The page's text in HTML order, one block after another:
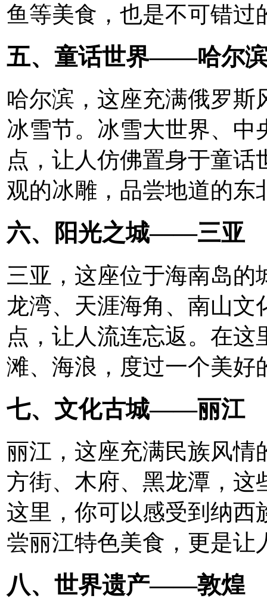
鱼等美食，也是不可错过
五、童话世界——哈尔
哈尔滨，这座充满俄罗斯
冰雪节。冰雪大世界、中
点，让人仿佛置身于童
观的冰雕，品尝地道的东
六、阳光之城——三亚
三亚，这座位于海南岛的
龙湾、天涯海角、南山文
点，让人流连忘返。在
滩、海浪，度过一个美好
七、文化古城——丽江
丽江，这座充满民族风情
方街、木府、黑龙潭，这
这里，你可以感受到纳西
尝丽江特色美食，更是让
八、世界遗产——敦煌